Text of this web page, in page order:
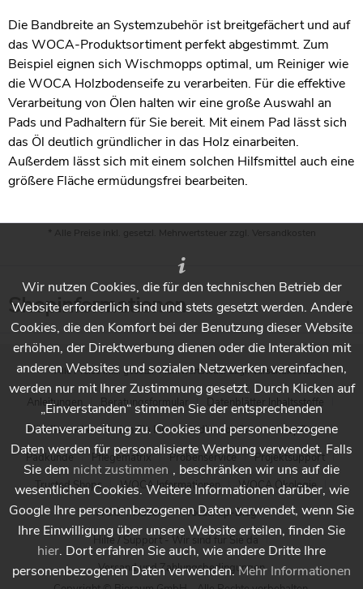
Die Bandbreite an Systemzubehör ist breitgefächert und auf
das WOCA-Produktsortiment perfekt abgestimmt. Zum
Beispiel eignen sich Wischmopps optimal, um Reiniger wie
die WOCA Holzbodenseife zu verarbeiten. Für die effektive
Verarbeitung von Ölen halten wir eine große Auswahl an
Pads und Padhaltern für Sie bereit. Mit einem Pad lässt sich
das Öl deutlich gründlicher in das Holz einarbeiten.
Außerdem lässt sich mit einem solchen Hilfsmittel auch eine
größere Fläche ermüdungsfrei bearbeiten.
* Alle Preise inkl. gesetzl. Mehrwertsteuer zzgl. Versandkosten
Shopinformationen
* Alle Preise inkl. gesetzl. Mehrwertsteuer zzgl.Versandkosten
Anleitungen Beratungsformular
Datenblätter Inhaltsstoffe
Händlersuche - Finden Sie Ihren Händler vor Ort
Holzpflege
Padkunde
Pflegematrix Probenservice
Projektsupport
Trusted Shops
WOCA Informationen
WOCA Ökologie
WOCA Videos
Wocashop-Blog
Hilfe / Support - Wir sind für Sie da
Versand und Zahlungsbedingungen
Wir nutzen Cookies, die für den technischen Betrieb der
Website erforderlich sind und stets gesetzt werden. Andere
Cookies, die den Komfort bei der Benutzung dieser Website
erhöhen, der Direktwerbung dienen oder die Interaktion mit
anderen Websites und sozialen Netzwerken vereinfachen,
werden nur mit Ihrer Zustimmung gesetzt. Durch Klicken auf
„Einverstanden“ stimmen Sie der entsprechenden
Datenverarbeitung zu. Cookies und personenbezogene
Daten werden für personalisierte Werbung verwendet. Falls
Sie dem nicht zustimmen , beschränken wir uns auf die
wesentlichen Cookies. Weitere Informationen darüber, wie
Google Ihre personenbezogenen Daten verwendet, wenn Sie
Ihre Einwilligung über unsere Website erteilen, finden Sie
hier. Dort erfahren Sie auch, wie andere Dritte Ihre
personenbezogenen Daten verwenden. Mehr Informationen